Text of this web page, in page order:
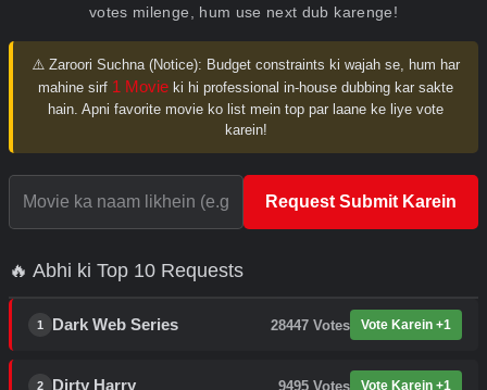
votes milenge, hum use next dub karenge!
⚠️ Zaroori Suchna (Notice): Budget constraints ki wajah se, hum har
mahine sirf 1 Movie ki hi professional in-house dubbing kar sakte
hain. Apni favorite movie ko list mein top par laane ke liye vote
karein!
Request Submit Karein
🔥 Abhi ki Top 10 Requests
1 Dark Web Series 28447 Votes Vote Karein +1
2 Dirty Harry 9495 Votes Vote Karein +1